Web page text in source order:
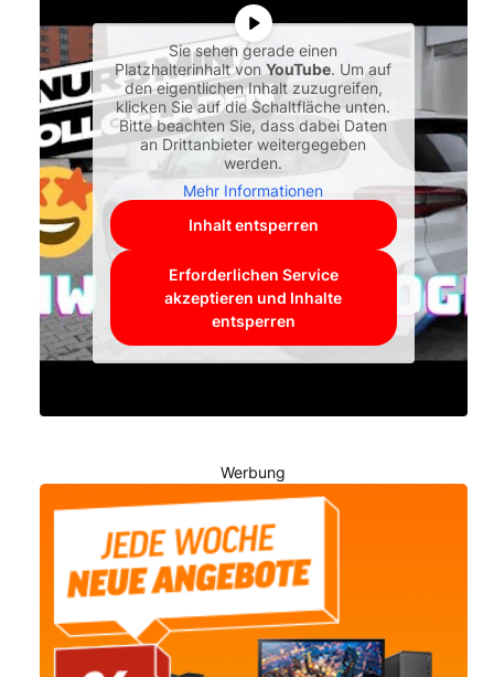
Sie sehen gerade einen
Platzhalterinhalt vonYouTube. Um auf
den eigentlichen Inhalt zuzugreifen,
klicken Sie auf die Schaltfläche unten.
Bitte beachten Sie, dass dabei Daten
an Drittanbieter weitergegeben
werden.
Mehr Informationen
Inhalt entsperren
Erforderlichen Service
akzeptieren und Inhalte
entsperren
Werbung